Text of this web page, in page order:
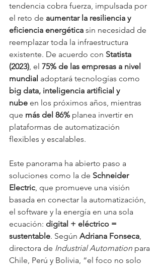
tendencia cobra fuerza, impulsada por
el reto de aumentar la resiliencia y
eficiencia energética sin necesidad de
reemplazar toda la infraestructura
existente. De acuerdo con Statista
(2023) , el 75% de las empresas a nivel
mundial adoptará tecnologías como
big data, inteligencia artificial y
nube en los próximos años, mientras
que más del 86% planea invertir en
plataformas de automatización
flexibles y escalables.
Este panorama ha abierto paso a
soluciones como la de Schneider
Electric , que promueve una visión
basada en conectar la automatización,
el software y la energía en una sola
ecuación: digital + eléctrico =
sustentable. Según Adriana Fonseca
directora de Industrial Automation para
Chile, Perú y Bolivia, “el foco no solo